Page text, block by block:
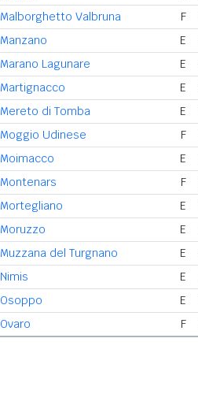
Malborghetto Valbruna
F
Manzano
E
Marano Lagunare
E
Martignacco
E
Mereto di Tomba
E
Moggio Udinese
F
Moimacco
E
Montenars
F
Mortegliano
E
Moruzzo
E
Muzzana del Turgnano
E
Nimis
E
Osoppo
E
Ovaro
F